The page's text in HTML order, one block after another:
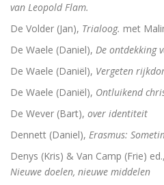
Bachs
De vrouwen van de
Oidipous en Antigone.
A New Science.
van Leopold Flam.
De Volder (Jan), Trialoog. met
De Waele (Daniel), De ontdekking
De Waele (Daniël), Vergeten
De Waele (Daniël), Ontluikend
De Wever (Bart), over identiteit
Dennett (Daniel), Erasmus:
Denys (Kris) & Van Camp (Frie) ed.,
Nieuwe doelen, nieuwe middelen